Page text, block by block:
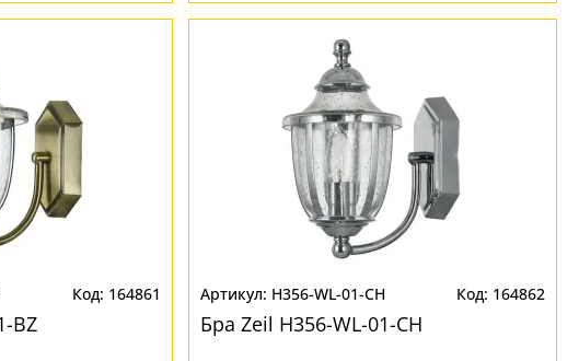
164861
BZ
H356-WL-01-CH 164862
Бра Zeil H356-WL-01-CH